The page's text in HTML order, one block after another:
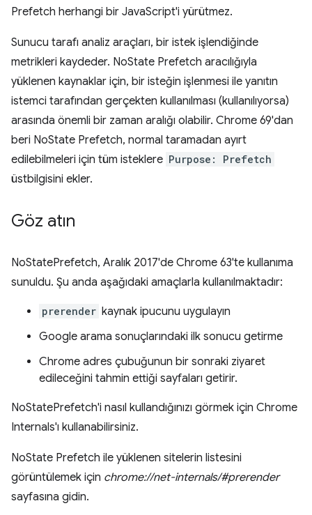
Prefetch herhangi bir JavaScript'i yürütmez.
Sunucu tarafı analiz araçları, bir istek işlendiğinde
metrikleri kaydeder. NoState Prefetch aracılığıyla
yüklenen kaynaklar için, bir isteğin işlenmesi ile yanıtın
istemci tarafından gerçekten kullanılması (kullanılıyorsa)
arasında önemli bir zaman aralığı olabilir. Chrome 69'dan
beri NoState Prefetch, normal taramadan ayırt
edilebilmeleri için tüm isteklere Purpose: Prefetch
üstbilgisini ekler.
Göz atın
NoStatePrefetch, Aralık 2017'de Chrome 63'te kullanıma
sunuldu. Şu anda aşağıdaki amaçlarla kullanılmaktadır:
prerender kaynak ipucunu uygulayın
Google arama sonuçlarındaki ilk sonucu getirme
Chrome adres çubuğunun bir sonraki ziyaret
edileceğini tahmin ettiği sayfaları getirir.
NoStatePrefetch'i nasıl kullandığınızı görmek için Chrome
Internals'ı kullanabilirsiniz.
NoState Prefetch ile yüklenen sitelerin listesini
görüntülemek için chrome://net-internals/#prerender
sayfasına gidin.